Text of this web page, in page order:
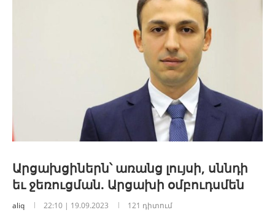
Արցախցիներն՝ առանց լույսի, սննդի
եւ ջեռուցման. Արցախի օմբուդսմեն
aliq 22:10 | 19.09.2023 121 դիտում